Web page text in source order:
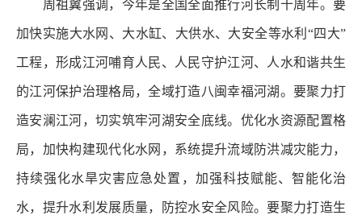
周祖翼强调，今年是全国全面推行河长制十周年。要
加快实施大水网、大水缸、大供水、大安全等水利“四大”
工程，形成江河哺育人民、人民守护江河、人水和谐共生
的江河保护治理格局，全域打造八闽幸福河湖。要聚力打
造安澜江河，切实筑牢河湖安全底线。优化水资源配置格
局，加快构建现代化水网，系统提升流域防洪减灾能力，
持续强化水旱灾害应急处置，加强科技赋能、智能化治
水，提升水利发展质量，防控水安全风险。要聚力打造生